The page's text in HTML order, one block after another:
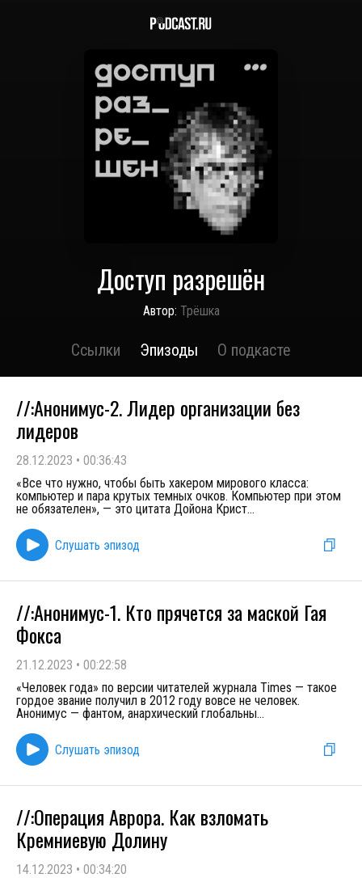
Доступ разрешён
Автор: Трёшка
Ссылки Эпизоды О подкасте
//:Анонимус-2. Лидер организации без
лидеров
28.12.2023 • 00:36:43
«Все что нужно, чтобы быть хакером мирового класса:
компьютер и пара крутых темных очков. Компьютер при этом
не обязателен», — это цитата Дойона Крист...
Слушать эпизод
//:Анонимус-1. Кто прячется за маской Гая
Фокса
21.12.2023 • 00:22:58
«Человек года» по версии читателей журнала Times — такое
гордое звание получил в 2012 году вовсе не человек.
Анонимус — фантом, анархический глобальны...
Слушать эпизод
//:Операция Аврора. Как взломать
Кремниевую Долину
14.12.2023 • 00:34:20